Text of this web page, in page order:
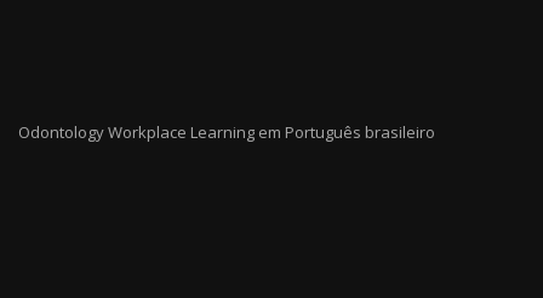
Odontology Workplace Learning em Português brasileiro